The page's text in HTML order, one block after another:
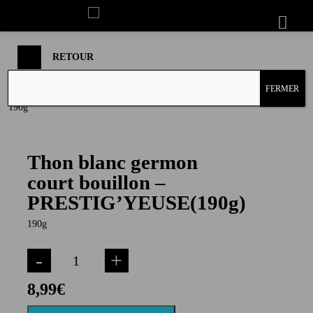
NOS THONS
RETOUR
Thon blanc germon
court bouillon –
PRESTIG’YEUSE(190g)
190g
- +
8,99€
FERMER